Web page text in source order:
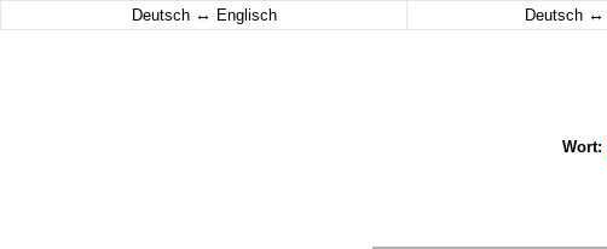
Deutsch ↔ Englisch Deutsch ↔
Wort: